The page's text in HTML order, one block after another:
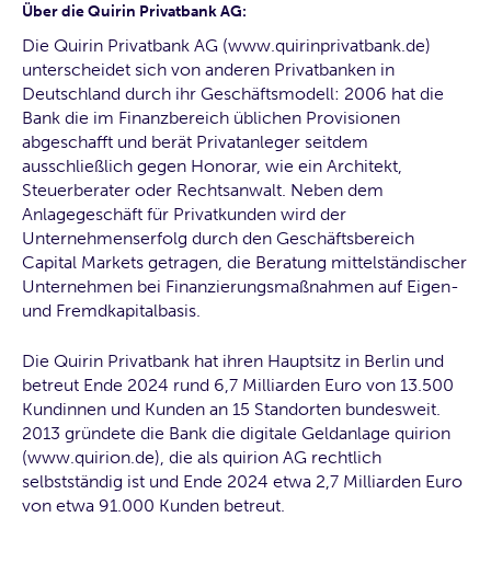
Über die Quirin Privatbank AG:
Die Quirin Privatbank AG (www.quirinprivatbank.de)
unterscheidet sich von anderen Privatbanken in
Deutschland durch ihr Geschäftsmodell: 2006 hat die
Bank die im Finanzbereich üblichen Provisionen
abgeschafft und berät Privatanleger seitdem
ausschließlich gegen Honorar, wie ein Architekt,
Steuerberater oder Rechtsanwalt. Neben dem
Anlagegeschäft für Privatkunden wird der
Unternehmenserfolg durch den Geschäftsbereich
Capital Markets getragen, die Beratung mittelständischer
Unternehmen bei Finanzierungsmaßnahmen auf Eigen-
und Fremdkapitalbasis.
Die Quirin Privatbank hat ihren Hauptsitz in Berlin und
betreut Ende 2024 rund 6,7 Milliarden Euro von 13.500
Kundinnen und Kunden an 15 Standorten bundesweit.
2013 gründete die Bank die digitale Geldanlage quirion
(www.quirion.de), die als quirion AG rechtlich
selbstständig ist und Ende 2024 etwa 2,7 Milliarden Euro
von etwa 91.000 Kunden betreut.